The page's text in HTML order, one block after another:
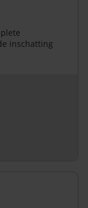
inschatting